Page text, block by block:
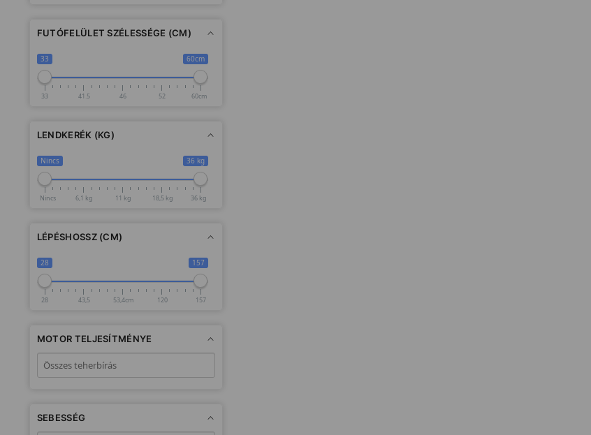
FUTÓFELÜLET SZÉLESSÉGE (CM)
33 60cm
33 41.5 46 52 60cm
LENDKERÉK (KG)
Nincs 36 kg
Nincs 6,1 kg 11 kg 18,5 kg 36 kg
LÉPÉSHOSSZ (CM)
28 157
28 43,5 53,4cm 120 157
MOTOR TELJESÍTMÉNYE
SEBESSÉG